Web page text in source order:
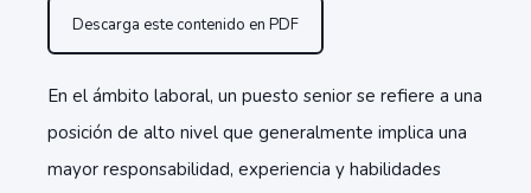
Descarga este contenido en PDF
En el ámbito laboral, un puesto senior se refiere a una
posición de alto nivel que generalmente implica una
mayor responsabilidad, experiencia y habilidades